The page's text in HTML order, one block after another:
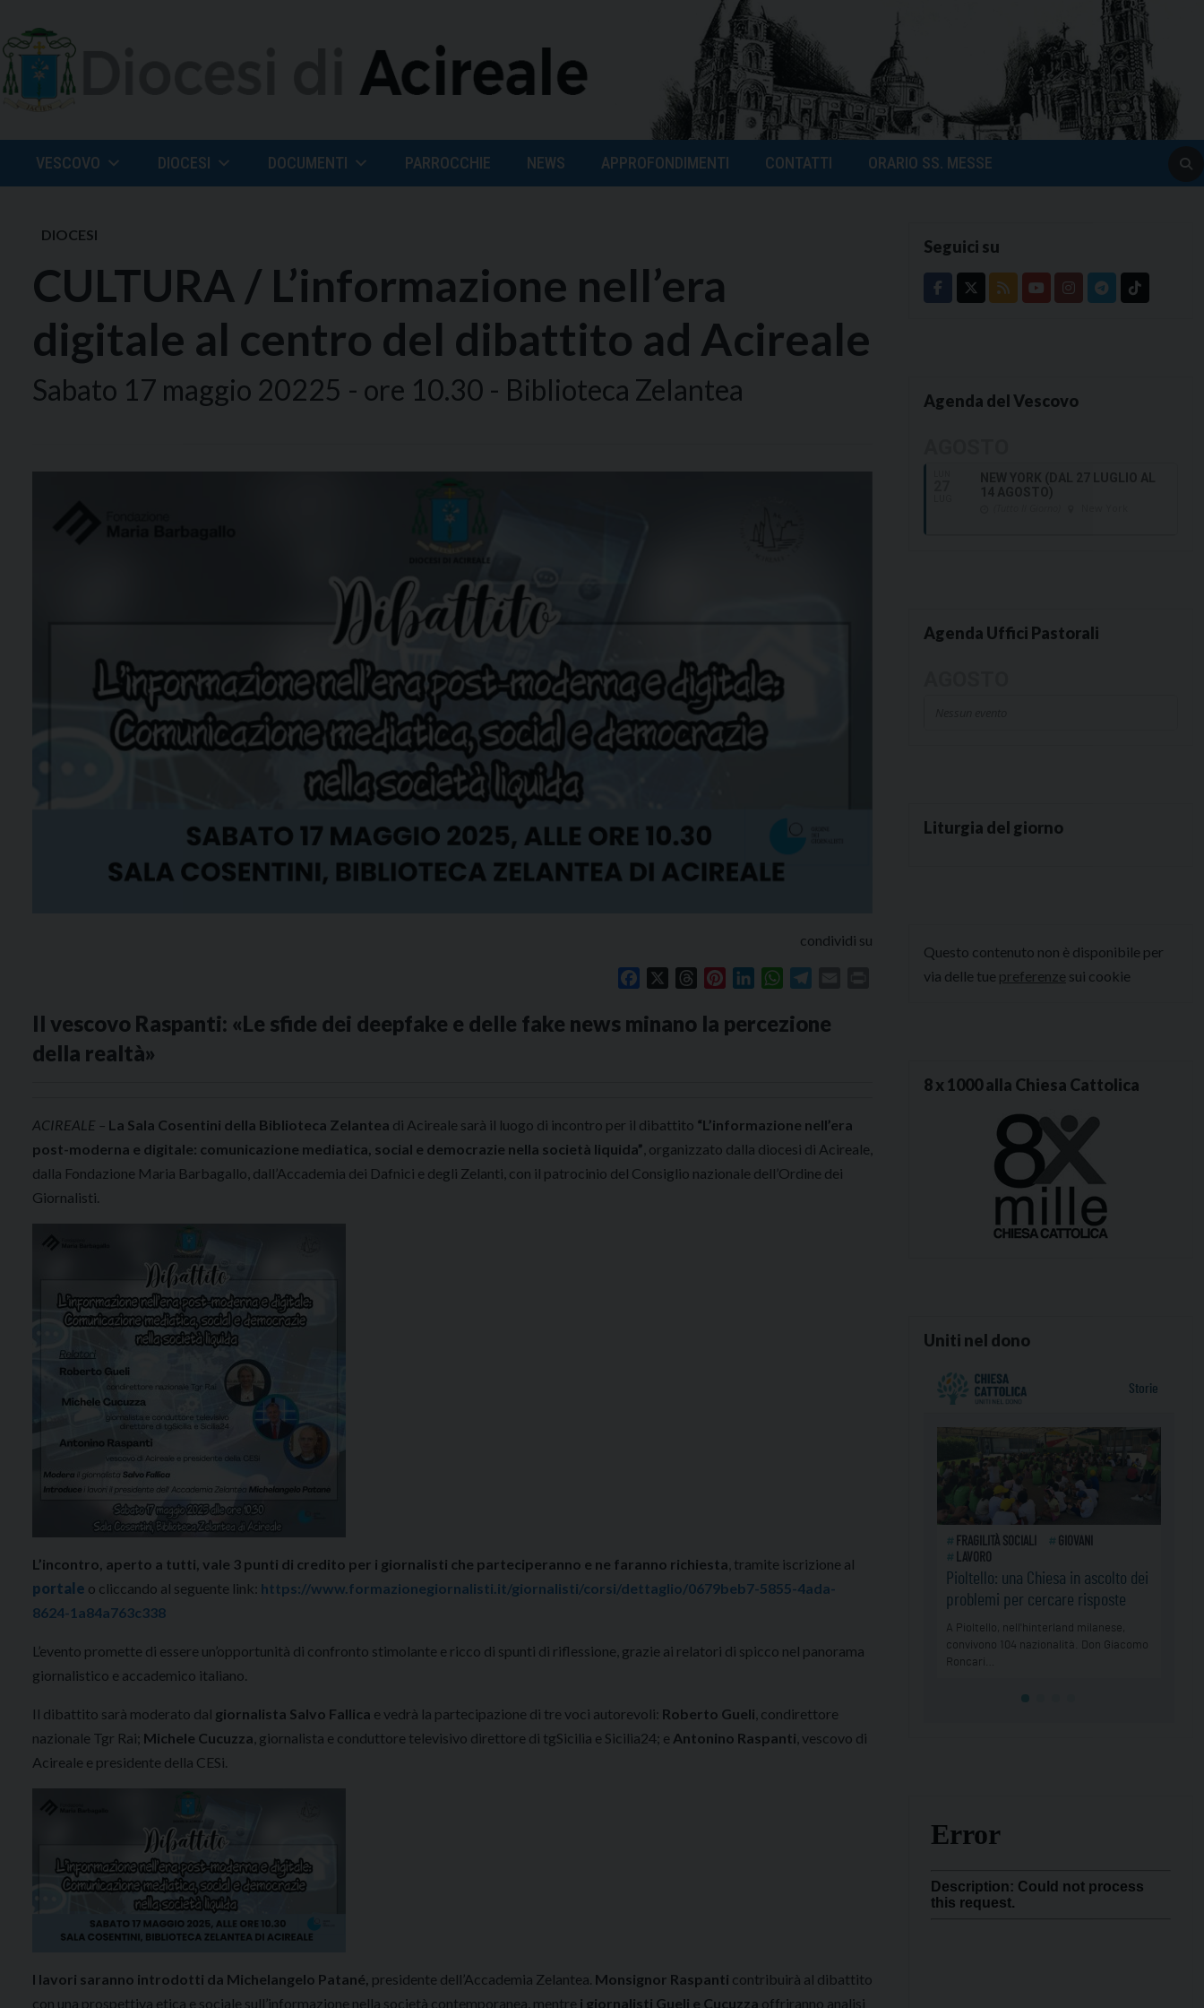
to
content
VESCOVO DIOCESI DOCUMENTI PARROCCHIE NEWS APPROFONDIMENTI CONTATTI ORARIO SS. MESSE
DIOCESI
CULTURA / L’informazione nell’era
digitale al centro del dibattito ad Acireale
Sabato 17 maggio 20225 - ore 10.30 - Biblioteca Zelantea
condividi su
Facebook ThreadsPinterestLinkedInWhatsApp
Il vescovo Raspanti: «Le sfide dei deepfake e delle fake news minano la percezione
della realtà»
ACIREALE – La Sala Cosentini della Biblioteca Zelantea di Acireale sarà il luogo di incontro per il dibattito “L’informazione nell’era
post-moderna e digitale: comunicazione mediatica, social e democrazie nella società liquida” , organizzato dalla diocesi di Acireale,
dalla Fondazione Maria Barbagallo, dall’Accademia dei Dafnici e degli Zelanti, con il patrocinio del Consiglio nazionale dell’Ordine dei
Giornalisti.
L’incontro, aperto a tutti, vale 3 punti di credito per i giornalisti che parteciperanno e ne faranno richiesta , tramite iscrizione al
portale o cliccando al seguente link: https://www.formazionegiornalisti.it/giornalisti/corsi/dettaglio/0679beb7-5855-4ada-
8624-1a84a763c338
L’evento promette di essere un’opportunità di confronto stimolante e ricco di spunti di riflessione, grazie ai relatori di spicco nel panorama
giornalistico e accademico italiano.
Il dibattito sarà moderato dal giornalista Salvo Fallica e vedrà la partecipazione di tre voci autorevoli: Roberto Gueli , condirettore
nazionale Tgr Rai; Michele Cucuzza , giornalista e conduttore televisivo direttore di tgSicilia e Sicilia24; e Antonino Raspanti , vescovo di
Acireale e presidente della CESi.
I lavori saranno introdotti da Michelangelo Patané, presidente dell’Accademia Zelantea. Monsignor Raspanti contribuirà al dibattito
con una prospettiva etica e sociale sull’informazione nella società contemporanea, mentre i giornalisti Gueli e Cucuzza offriranno analisi
Seguici su
Agenda del Vescovo
Agenda Uffici Pastorali
Liturgia del giorno
Questo contenuto non è disponibile per
via delle tue preferenze sui cookie
8 x 1000 alla Chiesa Cattolica
Uniti nel dono